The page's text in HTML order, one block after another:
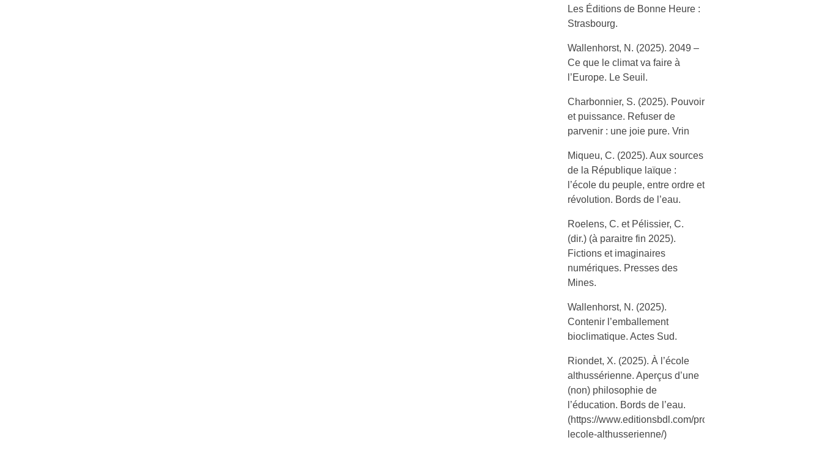
Les Éditions de Bonne Heure :
Strasbourg.
Wallenhorst, N. (2025). 2049 –
Ce que le climat va faire à
l’Europe. Le Seuil.
Charbonnier, S. (2025). Pouvoir
et puissance. Refuser de
parvenir : une joie pure. Vrin
Miqueu, C. (2025). Aux sources
de la République laïque :
l’école du peuple, entre ordre et
révolution. Bords de l’eau.
Roelens, C. et Pélissier, C.
(dir.) (à paraitre fin 2025).
Fictions et imaginaires
numériques. Presses des
Mines.
Wallenhorst, N. (2025).
Contenir l’emballement
bioclimatique. Actes Sud.
Riondet, X. (2025). À l’école
althussérienne. Aperçus d’une
(non) philosophie de
l’éducation. Bords de l’eau.
(https://www.editionsbdl.com/produit/a-
lecole-althusserienne/)